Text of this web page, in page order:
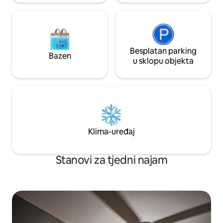
Bazen
Besplatan parking
u sklopu objekta
Klima-uređaj
Stanovi za tjedni najam